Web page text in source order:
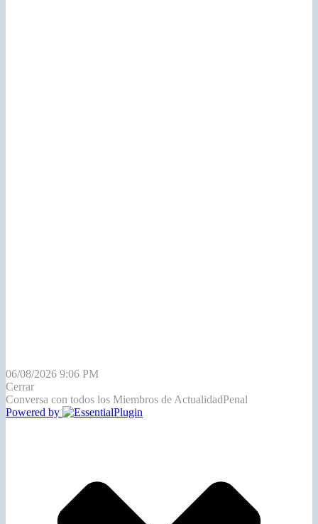
06/08/2026 9:06 PM
Cerrar
Conversa con todos los Miembros de ActualidadPenal
Powered by